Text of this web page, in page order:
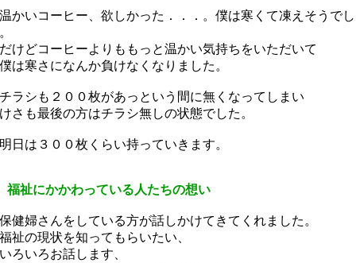
かいコーヒー、欲しかった．．．。僕は寒くて凍えそうでし
けどコーヒーよりももっと温かい気持ちをいただいて
は寒さになんか負けなくなりました。
ラシも２００枚があっという間に無くなってしまい
さも最後の方はチラシ無しの状態でした。
日は３００枚くらい持っていきます。
祉にかかわっている人たちの想い
健婦さんをしている方が話しかけてきてくれました。
祉の現状を知ってもらいたい、
ろいろお話します、